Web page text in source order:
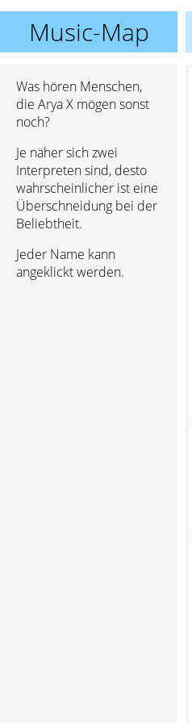
Music-Map
Was hören Menschen,
die Arya X mögen sonst
noch?
Je näher sich zwei
Interpreten sind, desto
wahrscheinlicher ist eine
Überschneidung bei der
Beliebtheit.
Jeder Name kann
angeklickt werden.